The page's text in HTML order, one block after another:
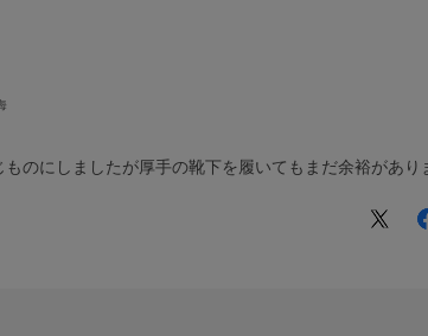
のにしましたが厚手の靴下を履いてもまだ余裕があり